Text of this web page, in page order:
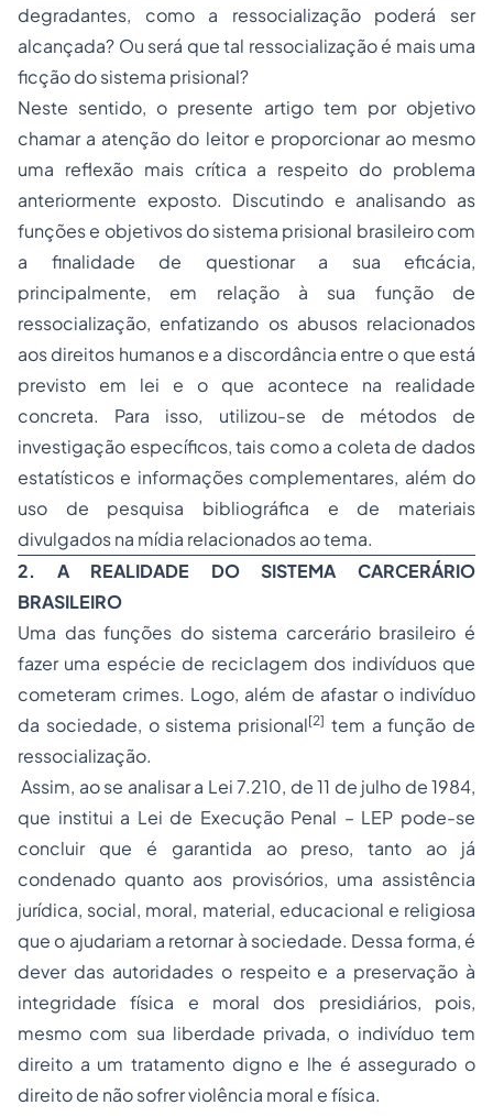
degradantes, como a ressocialização poderá ser
alcançada? Ou será que tal ressocialização é mais uma
ficção do sistema prisional?
Neste sentido, o presente artigo tem por objetivo
chamar a atenção do leitor e proporcionar ao mesmo
uma reflexão mais crítica a respeito do problema
anteriormente exposto. Discutindo e analisando as
funções e objetivos do sistema prisional brasileiro com
a finalidade de questionar a sua eficácia,
principalmente, em relação à sua função de
ressocialização, enfatizando os abusos relacionados
aos direitos humanos e a discordância entre o que está
previsto em lei e o que acontece na realidade
concreta. Para isso, utilizou-se de métodos de
investigação específicos, tais como a coleta de dados
estatísticos e informações complementares, além do
uso de pesquisa bibliográfica e de materiais
divulgados na mídia relacionados ao tema.
2. A REALIDADE DO SISTEMA CARCERÁRIO
BRASILEIRO
Uma das funções do sistema carcerário brasileiro é
fazer uma espécie de reciclagem dos indivíduos que
cometeram crimes. Logo, além de afastar o indivíduo
da sociedade, o sistema prisional[2] tem a função de
ressocialização.
Assim, ao se analisar a Lei 7.210, de 11 de julho de 1984,
que institui a Lei de Execução Penal – LEP pode-se
concluir que é garantida ao preso, tanto ao já
condenado quanto aos provisórios, uma assistência
jurídica, social, moral, material, educacional e religiosa
que o ajudariam a retornar à sociedade. Dessa forma, é
dever das autoridades o respeito e a preservação à
integridade física e moral dos presidiários, pois,
mesmo com sua liberdade privada, o indivíduo tem
direito a um tratamento digno e lhe é assegurado o
direito de não sofrerviolência moral e física.